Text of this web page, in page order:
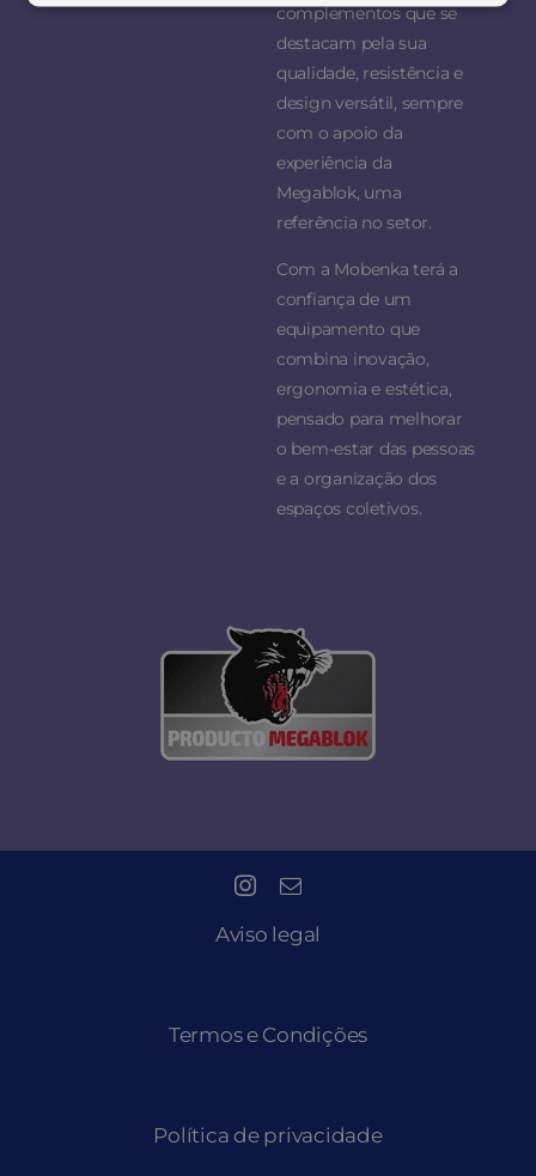
complementos que se
destacam pela sua
qualidade, resistência e
design versátil, sempre
com o apoio da
experiência da
Megablok, uma
referência no setor.
Com a Mobenka terá a
confiança de um
equipamento que
combina inovação,
ergonomia e estética,
pensado para melhorar
o bem-estar das pessoas
e a organização dos
espaços coletivos.
Aviso legal
Termos e Condições
Política de privacidade